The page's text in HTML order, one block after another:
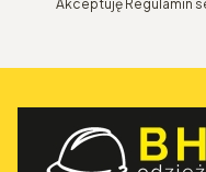
Akceptuję Regulamin